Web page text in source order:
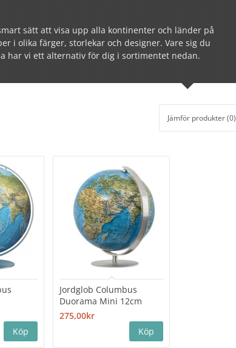
sätt att visa upp alla kontinenter och länder på
i olika färger, storlekar och designer. Vare sig du
har vi ett alternativ för dig i sortimentet nedan.
Jämför produkter (0)
Jordglob Columbus
Duorama Mini 12cm
275,00kr